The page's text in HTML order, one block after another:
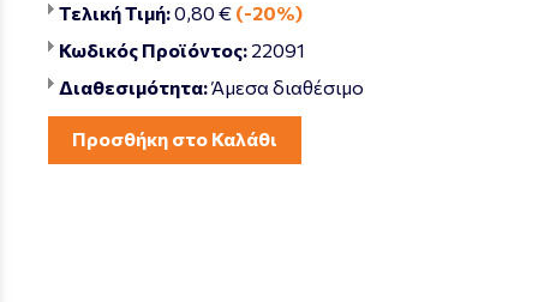
Τελική Τιμή:0,80 € (-20%)
Κωδικός Προϊόντος: 22091
Διαθεσιμότητα:Άμεσα διαθέσιμο
Προσθήκη στο Καλάθι